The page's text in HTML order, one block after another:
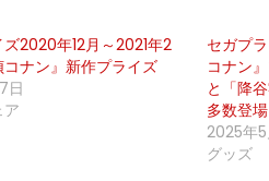
ズ2020年12月～2021年2
ナン』新作プライズ
日
セガプ
コナン
と「降
多数登場
2025年
グッズ